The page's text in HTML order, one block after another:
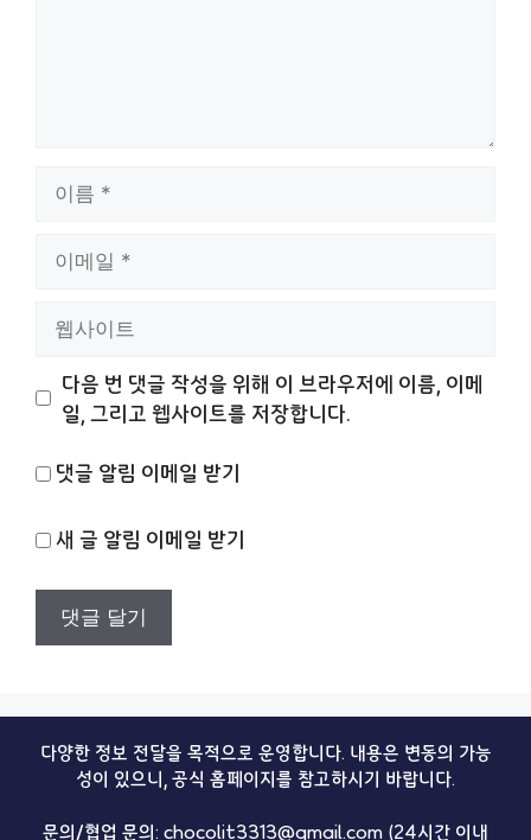
트
다음 번 댓글 작성을 위해 이 브라우저에 이름, 이메
일, 그리고 웹사이트를 저장합니다.
댓글 알림 이메일 받기
새 글 알림 이메일 받기
다양한 정보 전달을 목적으로 운영합니다. 내용은 변동의 가능
성이 있으니, 공식 홈페이지를 참고하시기 바랍니다.
문의/협업 문의: chocolit3313@gmail.com (24시간 이내